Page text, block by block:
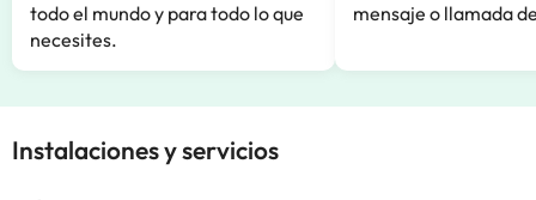
todo el mundo y para todo lo que
necesites.
mensaje o llamada
Instalaciones y servicios